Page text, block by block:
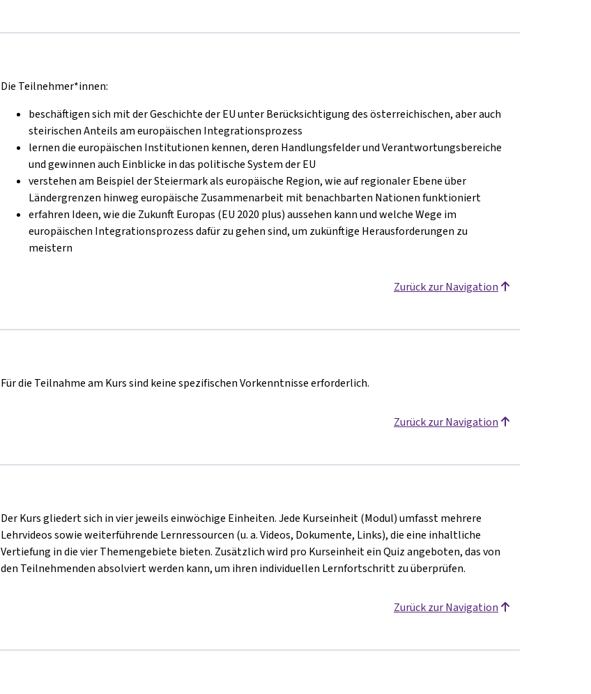
Die Teilnehmer*innen:
beschäftigen sich mit der Geschichte der EU unter Berücksichtigung des österreichischen, aber auch
steirischen Anteils am europäischen Integrationsprozess
lernen die europäischen Institutionen kennen, deren Handlungsfelder und Verantwortungsbereiche
und gewinnen auch Einblicke in das politische System der EU
verstehen am Beispiel der Steiermark als europäische Region, wie auf regionaler Ebene über
Ländergrenzen hinweg europäische Zusammenarbeit mit benachbarten Nationen funktioniert
erfahren Ideen, wie die Zukunft Europas (EU 2020 plus) aussehen kann und welche Wege im
europäischen Integrationsprozess dafür zu gehen sind, um zukünftige Herausforderungen zu
meistern
Zurück zur Navigation
Für die Teilnahme am Kurs sind keine spezifischen Vorkenntnisse erforderlich.
Zurück zur Navigation
Der Kurs gliedert sich in vier jeweils einwöchige Einheiten. Jede Kurseinheit (Modul) umfasst mehrere
Lehrvideos sowie weiterführende Lernressourcen (u. a. Videos, Dokumente, Links), die eine inhaltliche
Vertiefung in die vier Themengebiete bieten. Zusätzlich wird pro Kurseinheit ein Quiz angeboten, das von
den Teilnehmenden absolviert werden kann, um ihren individuellen Lernfortschritt zu überprüfen.
Zurück zur Navigation